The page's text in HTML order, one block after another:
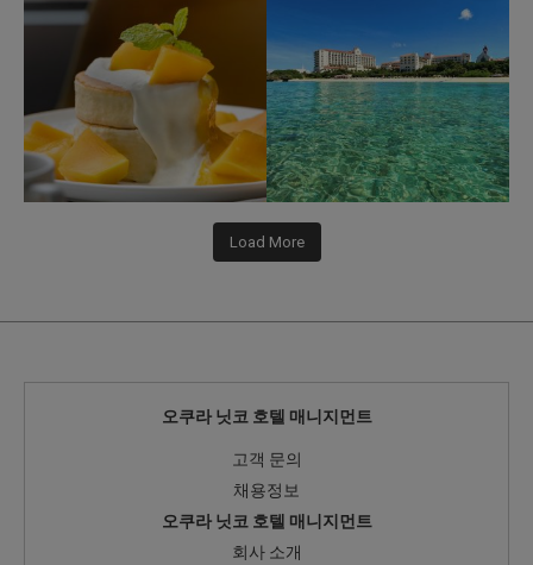
163 1
Load More
오쿠라 닛코 호텔 매니지먼트
고객 문의
채용정보
오쿠라 닛코 호텔 매니지먼트
회사 소개